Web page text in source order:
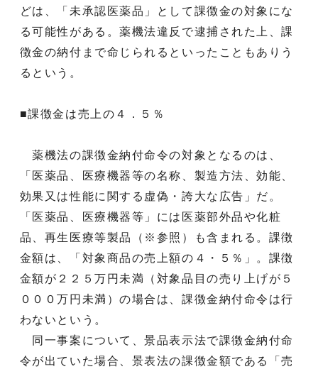
どは、「未承認医薬品」として課徴金の対象にな
る可能性がある。薬機法違反で逮捕された上、課
徴金の納付まで命じられるといったこともありう
るという。
■課徴金は売上の４．５％
薬機法の課徴金納付命令の対象となるのは、
「医薬品、医療機器等の名称、製造方法、効能、
効果又は性能に関する虚偽・誇大な広告」だ。
「医薬品、医療機器等」には医薬部外品や化粧
品、再生医療等製品（※参照）も含まれる。課徴
金額は、「対象商品の売上額の４・５％」。課徴
金額が２２５万円未満（対象品目の売り上げが５
０００万円未満）の場合は、課徴金納付命令は行
わないという。
同一事案について、景品表示法で課徴金納付命
令が出ていた場合、景表法の課徴金額である「売